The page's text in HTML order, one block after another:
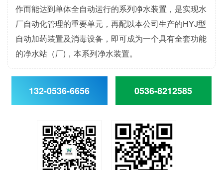
作而能达到单体全自动运行的系列净水装置，是实现水
厂自动化管理的重要单元，再配以本公司生产的HYJ型
自动加药装置及消毒设备，即可成为一个具有全套功能
的净水站（厂)，本系列净水装置。
132-0536-6656 0536-8212585